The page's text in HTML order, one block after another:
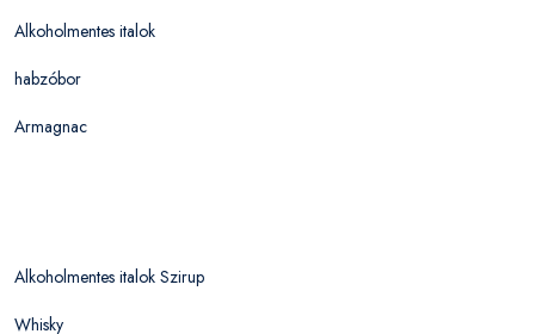
Alkoholmentes italok
habzóbor
Armagnac
Alkoholmentes italok Szirup
Whisky